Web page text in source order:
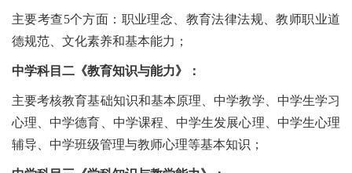
主要考查5个方面：职业理念、教育法律法规、教师职业道
德规范、文化素养和基本能力；
中学科目二《教育知识与能力》：
主要考核教育基础知识和基本原理、中学教学、中学生学习
心理、中学德育、中学课程、中学生发展心理、中学生心理
辅导、中学班级管理与教师心理等基本知识；